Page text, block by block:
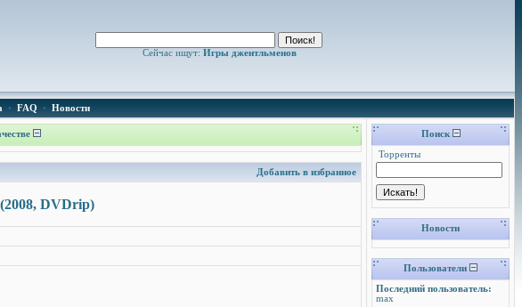
Сейчас ищут: Игры джентльменов
• FAQ • Новости
Добавить в избранное
DVDrip)
Поиск
Торренты
Новости
Пользователи
Последний пользователь:
max